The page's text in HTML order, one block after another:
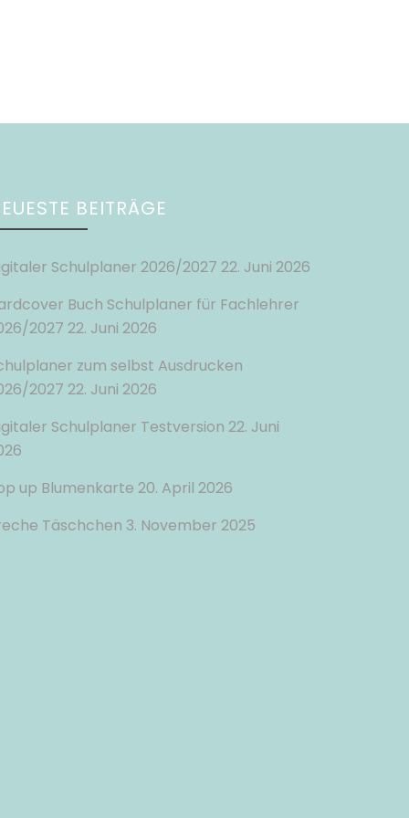
BEITRÄGE
Schulplaner 2026/2027 22. Juni 2026
Buch Schulplaner für Fachlehrer
2027 22. Juni 2026
zum selbst Ausdrucken
2027 22. Juni 2026
Schulplaner Testversion 22. Juni
up Blumenkarte 20. April 2026
Täschchen 3. November 2025